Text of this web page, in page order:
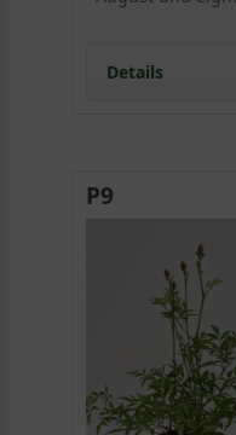
Details
Botanische
Optimale
Blüte und
Die weißen
Blattwerk und
Verwendung im
Astilbe arendsii
P9